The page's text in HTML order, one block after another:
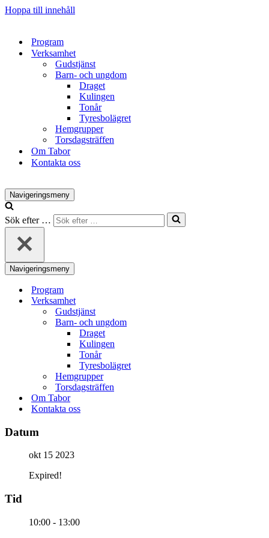
Hoppa till innehåll
Program
Verksamhet
Gudstjänst
Barn- och ungdom
Draget
Kulingen
Tonår
Tyresbolägret
Hemgrupper
Torsdagsträffen
Om Tabor
Kontakta oss
Navigeringsmeny
Sök efter …
Navigeringsmeny
Program
Verksamhet
Gudstjänst
Barn- och ungdom
Draget
Kulingen
Tonår
Tyresbolägret
Hemgrupper
Torsdagsträffen
Om Tabor
Kontakta oss
Datum
okt 15 2023
Expired!
Tid
10:00 - 13:00